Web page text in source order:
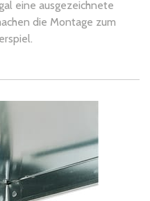
eine ausgezeichnete
die Montage zum